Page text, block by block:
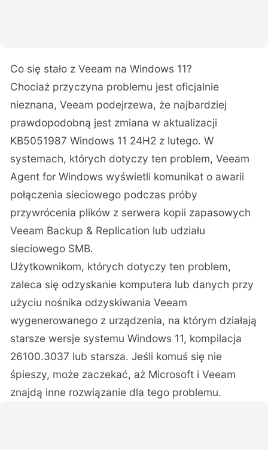
Co się stało z Veeam na Windows 11?
Chociaż przyczyna problemu jest oficjalnie
nieznana, Veeam podejrzewa, że najbardziej
prawdopodobną jest zmiana w aktualizacji
KB5051987 Windows 11 24H2 z lutego. W
systemach, których dotyczy ten problem, Veeam
Agent for Windows wyświetli komunikat o awarii
połączenia sieciowego podczas próby
przywrócenia plików z serwera kopii zapasowych
Veeam Backup & Replication lub udziału
sieciowego SMB.
Użytkownikom, których dotyczy ten problem,
zaleca się odzyskanie komputera lub danych przy
użyciu nośnika odzyskiwania Veeam
wygenerowanego z urządzenia, na którym działają
starsze wersje systemu Windows 11, kompilacja
26100.3037 lub starsza. Jeśli komuś się nie
śpieszy, może zaczekać, aż Microsoft i Veeam
znajdą inne rozwiązanie dla tego problemu.